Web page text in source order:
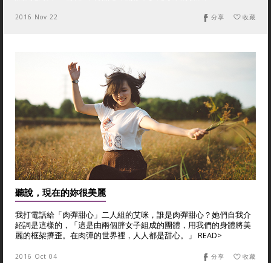
2016 Nov 22 收藏
分享
聽說，現在的妳很美麗
我打電話給「肉彈甜心」二人組的艾咪，誰是肉彈甜心？她們自我介
紹詞是這樣的，「這是由兩個胖女子組成的團體，用我們的身體將美
麗的框架擠歪。在肉彈的世界裡，人人都是甜心。」 READ>
2016 Oct 04 收藏
分享